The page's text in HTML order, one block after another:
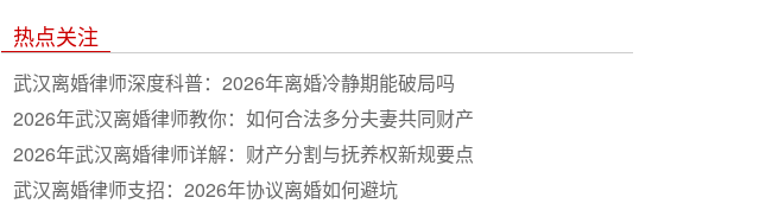
热点关注
武汉离婚律师深度科普：2026年离婚冷静期能破局吗
2026年武汉离婚律师教你：如何合法多分夫妻共同财产
2026年武汉离婚律师详解：财产分割与抚养权新规要点
武汉离婚律师支招：2026年协议离婚如何避坑